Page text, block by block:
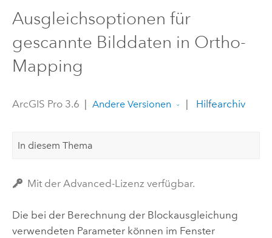
Ausgleichsoptionen für
gescannte Bilddaten in Ortho-
Mapping
ArcGIS Pro 3.6 Andere Versionen Hilfearchiv
In diesem Thema
Mit der Advanced-Lizenz verfügbar.
Die bei der Berechnung der Blockausgleichung
verwendeten Parameter können im Fenster